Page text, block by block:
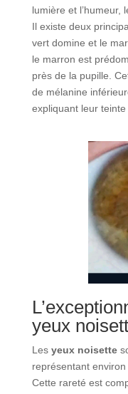
lumière et l’humeur,
Il existe deux
vert domine et le
le marron est
près de la pupille.
de mélanine
expliquant leur teinte
yeux
Les yeux noisette
représentant
Cette rareté est